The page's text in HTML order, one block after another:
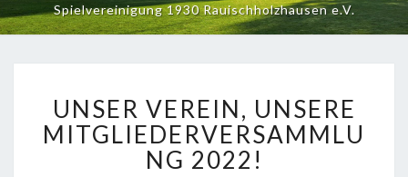
Spielvereinigung 1930 Rauischholzhausen e.V.
VEREIN,
UNSERE
2022!
UNSER VEREIN, UNSERE
MITGLIEDERVERSAMMLU
NG 2022!